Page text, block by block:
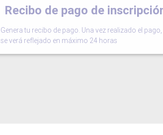
Recibo de pago de
Genera tu recibo de pago. Una vez realizado el pago,
se verá reflejado en máximo 24 horas